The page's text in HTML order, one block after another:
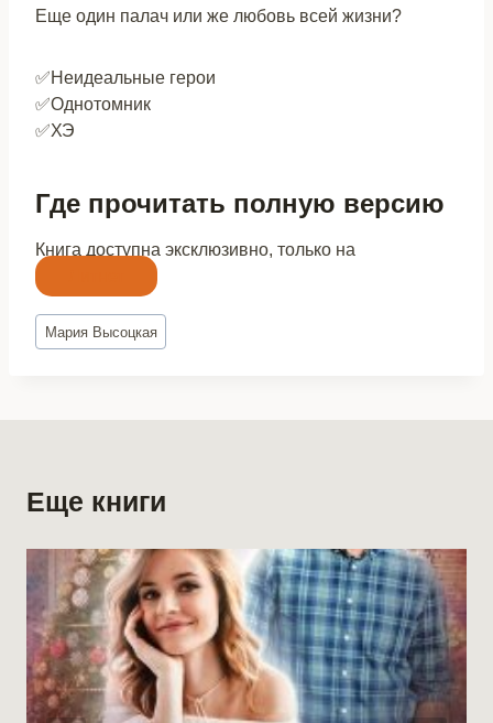
Еще один палач или же любовь всей жизни?
✅Неидеальные герои
✅Однотомник
✅ХЭ
Где прочитать полную версию
Книга доступна эксклюзивно, только на
Метки
записи:
Мария Высоцкая
Еще книги